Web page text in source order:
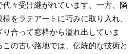
々受け継がれています。一方、隣
をラテアートに巧みに取り入れ、
合って窓枠から溢れ出していま
の古い路地では、伝統的な技術と